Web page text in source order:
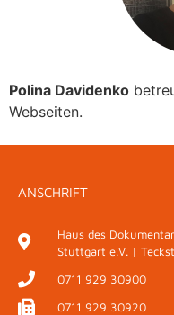
Polina Davidenko
Webseiten.
ANSCHRIFT
Haus des
Stuttgart e.V. |
0711 929 30900
0711 929 30920